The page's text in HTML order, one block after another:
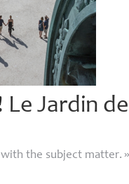
Le Jardin
the subject matter. »